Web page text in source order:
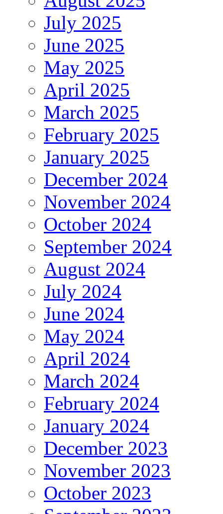
July 2025
June 2025
May 2025
April 2025
March 2025
February 2025
January 2025
December 2024
November 2024
October 2024
September 2024
August 2024
July 2024
June 2024
May 2024
April 2024
March 2024
February 2024
January 2024
December 2023
November 2023
October 2023